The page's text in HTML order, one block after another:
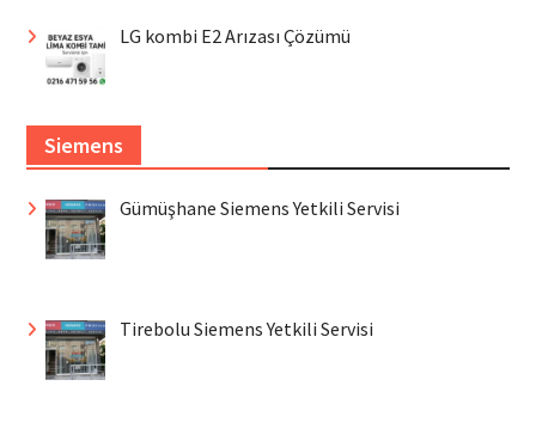
LG kombi E2 Arızası Çözümü
Siemens
Gümüşhane Siemens Yetkili Servisi
Tirebolu Siemens Yetkili Servisi